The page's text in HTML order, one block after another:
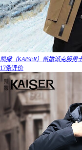
凯撒（KAISER）凯撒派克服男
17条评价